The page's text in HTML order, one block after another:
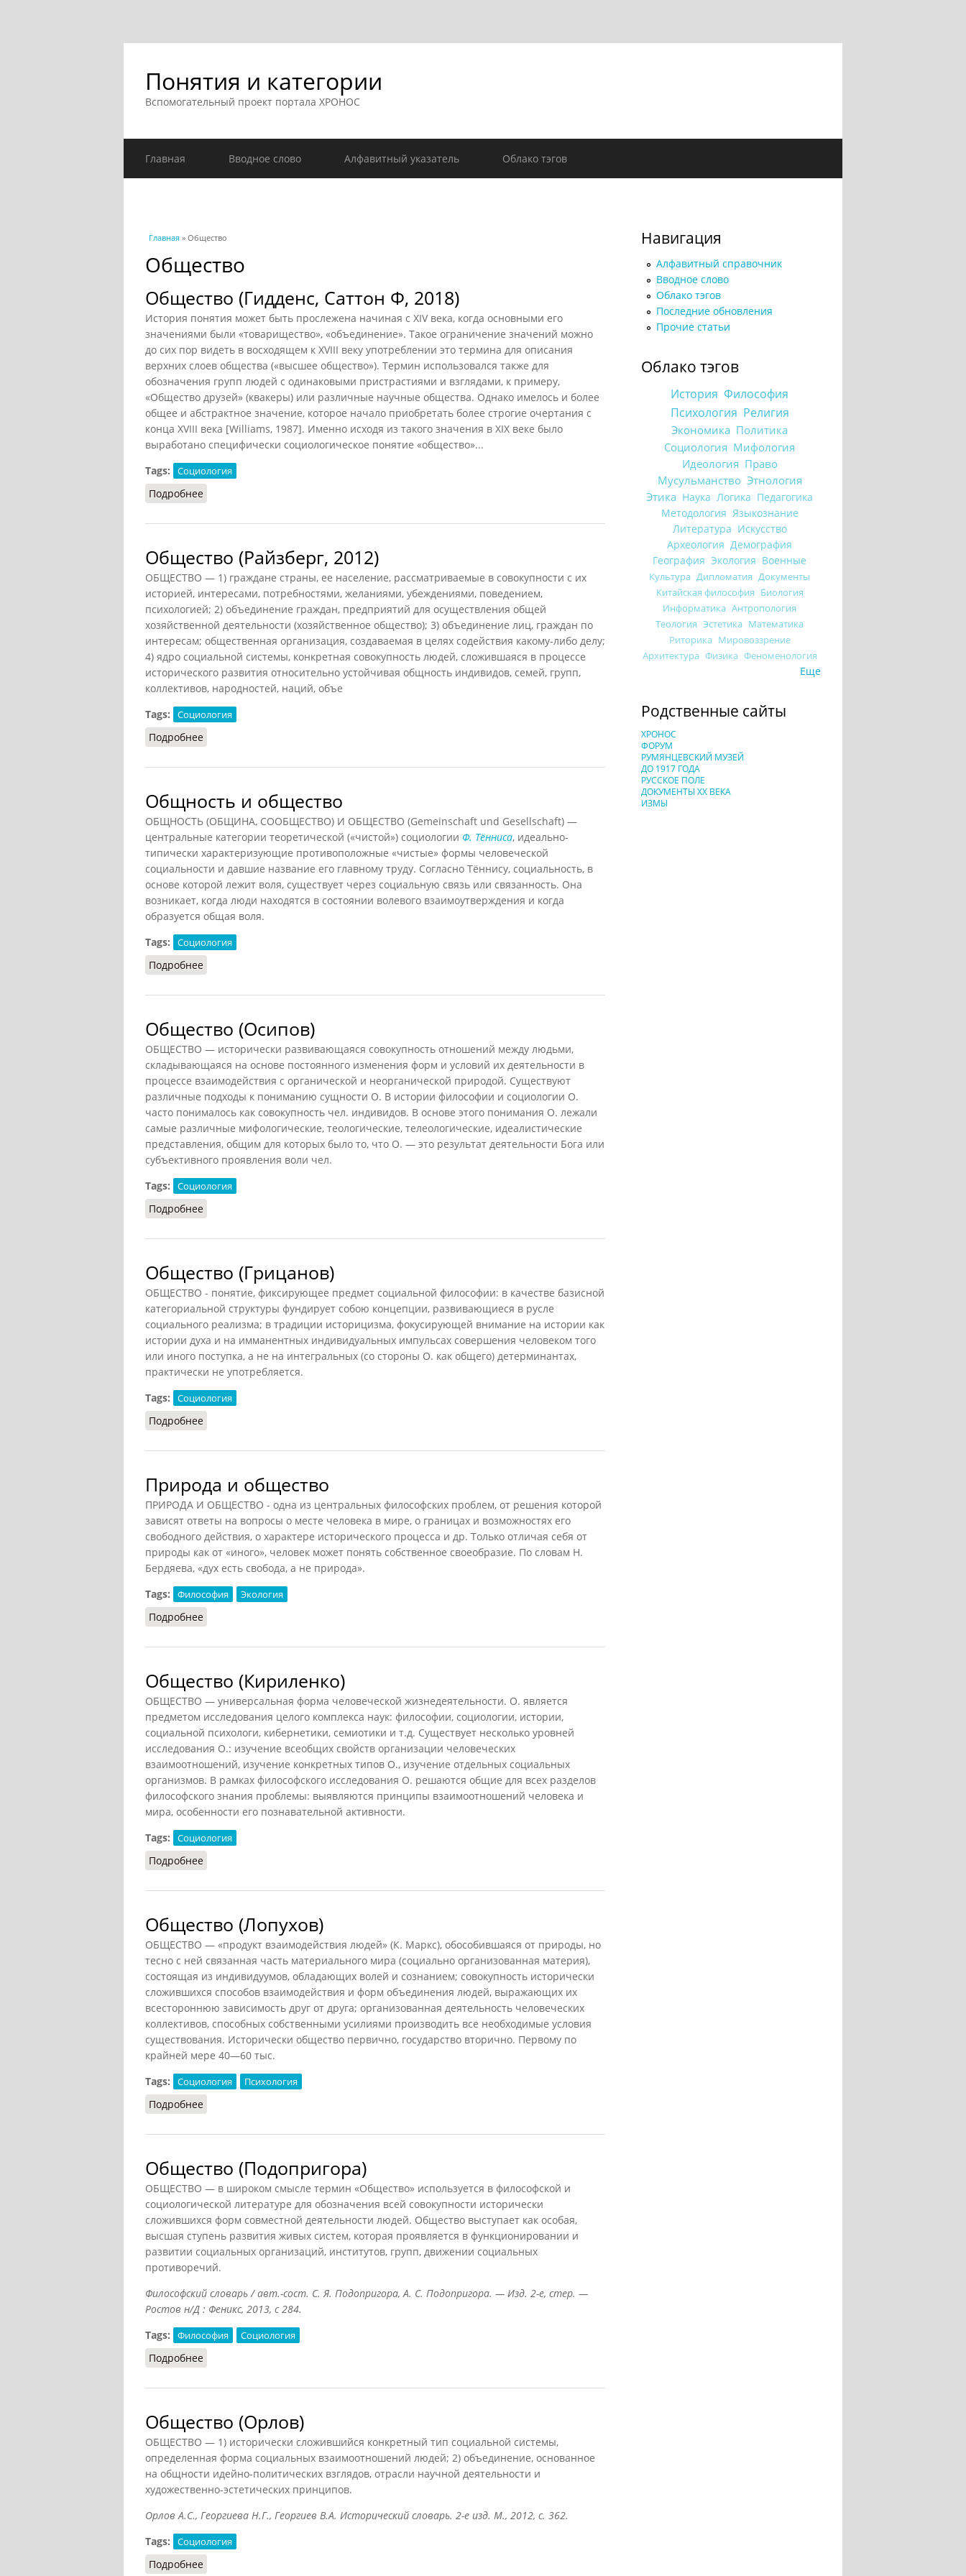
Понятия и категории
Вспомогательный проект портала ХРОНОС
Главная Вводное слово Алфавитный указатель Облако тэгов
Вы здесь
Главная » Общество
Общество
Общество (Гидденс, Саттон Ф, 2018)
История понятия может быть прослежена начиная с XIV века, когда основными его
значениями были «товарищество», «объединение». Такое ограничение значений можно
до сих пор видеть в восходящем к XVIII веку употреблении это термина для описания
верхних слоев общества («высшее общество»). Термин использовался также для
обозначения групп людей с одинаковыми пристрастиями и взглядами, к примеру,
«Общество друзей» (квакеры) или различные научные общества. Однако имелось и более
общее и абстрактное значение, которое начало приобретать более строгие очертания с
конца XVIII века [Williams, 1987]. Именно исходя из такого значения в XIX веке было
выработано специфически социологическое понятие «общество»...
Tags:
Социология
Подробнее
Общество (Райзберг, 2012)
ОБЩЕСТВО — 1) граждане страны, ее население, рассматриваемые в совокупности с их
историей, интересами, потребностями, желаниями, убеждениями, поведением,
психологией; 2) объединение граждан, предприятий для осуществления общей
хозяйственной деятельности (хозяйственное общество); 3) объединение лиц, граждан по
интересам; общественная организация, создаваемая в целях содействия какому-либо делу;
4) ядро социальной системы, конкретная совокупность людей, сложившаяся в процессе
исторического развития относительно устойчивая общность индивидов, семей, групп,
коллективов, народностей, наций, объе
Tags:
Социология
Подробнее
Общность и общество
ОБЩНОСТЬ (ОБЩИНА, СООБЩЕСТВО) И ОБЩЕСТВО (Gemeinschaft und Gesellschaft) —
центральные категории теоретической («чистой») социологии Ф. Тённиса, идеально-
типически характеризующие противоположные «чистые» формы человеческой
социальности и давшие название его главному труду. Согласно Тённису, социальность, в
основе которой лежит воля, существует через социальную связь или связанность. Она
возникает, когда люди находятся в состоянии волевого взаимоутверждения и когда
образуется общая воля.
Tags:
Социология
Подробнее
Общество (Осипов)
ОБЩЕСТВО — исторически развивающаяся совокупность отношений между людьми,
складывающаяся на основе постоянного изменения форм и условий их деятельности в
процессе взаимодействия с органической и неорганической природой. Существуют
различные подходы к пониманию сущности О. В истории философии и социологии О.
часто понималось как совокупность чел. индивидов. В основе этого понимания О. лежали
самые различные мифологические, теологические, телеологические, идеалистические
представления, общим для которых было то, что О. — это результат деятельности Бога или
субъективного проявления воли чел.
Tags:
Социология
Подробнее
Общество (Грицанов)
ОБЩЕСТВО - понятие, фиксирующее предмет социальной философии: в качестве базисной
категориальной структуры фундирует собою концепции, развивающиеся в русле
социального реализма; в традиции историцизма, фокусирующей внимание на истории как
истории духа и на имманентных индивидуальных импульсах совершения человеком того
или иного поступка, а не на интегральных (со стороны О. как общего) детерминантах,
практически не употребляется.
Tags:
Социология
Подробнее
Природа и общество
ПРИРОДА И ОБЩЕСТВО - одна из центральных философских проблем, от решения которой
зависят ответы на вопросы о месте человека в мире, о границах и возможностях его
свободного действия, о характере исторического процесса и др. Только отличая себя от
природы как от «иного», человек может понять собственное своеобразие. По словам Н.
Бердяева, «дух есть свобода, а не природа».
Tags:
Философия Экология
Подробнее
Общество (Кириленко)
ОБЩЕСТВО — универсальная форма человеческой жизнедеятельности. О. является
предметом исследования целого комплекса наук: философии, социологии, истории,
социальной психологи, кибернетики, семиотики и т.д. Существует несколько уровней
исследования О.: изучение всеобщих свойств организации человеческих
взаимоотношений, изучение конкретных типов О., изучение отдельных социальных
организмов. В рамках философского исследования О. решаются общие для всех разделов
философского знания проблемы: выявляются принципы взаимоотношений человека и
мира, особенности его познавательной активности.
Tags:
Социология
Подробнее
Общество (Лопухов)
ОБЩЕСТВО — «продукт взаимодействия людей» (К. Маркс), обособившаяся от природы, но
тесно с ней связанная часть материального мира (социально организованная материя),
состоящая из индивидуумов, обладающих волей и сознанием; совокупность исторически
сложившихся способов взаимодействия и форм объединения людей, выражающих их
всестороннюю зависимость друг от друга; организованная деятельность человеческих
коллективов, способных собственными усилиями производить все необходимые условия
существования. Исторически общество первично, государство вторично. Первому по
крайней мере 40—60 тыс.
Tags:
Социология Психология
Подробнее
Общество (Подопригора)
ОБЩЕСТВО — в широком смысле термин «Общество» используется в философской и
социологической литературе для обозначения всей совокупности исторически
сложившихся форм совместной деятельности людей. Общество выступает как особая,
высшая ступень развития живых систем, которая проявляется в функционировании и
развитии социальных организаций, институтов, групп, движении социальных
противоречий.
Философский словарь / авт.-сост. С. Я. Подопригора, А. С. Подопригора. — Изд. 2-е, стер. —
Ростов н/Д : Феникс, 2013, с 284.
Tags:
Философия Социология
Подробнее
Общество (Орлов)
ОБЩЕСТВО — 1) исторически сложившийся конкретный тип социальной системы,
определенная форма социальных взаимоотношений людей; 2) объединение, основанное
на общности идейно-политических взглядов, отрасли научной деятельности и
художественно-эстетических принципов.
Орлов А.С., Георгиева Н.Г., Георгиев В.А. Исторический словарь. 2-е изд. М., 2012, с. 362.
Tags:
Социология
Подробнее
Навигация
Алфавитный справочник
Вводное слово
Облако тэгов
Последние обновления
Прочие статьи
Облако тэгов
История Философия
Психология Религия
Экономика Политика
Социология Мифология
Идеология Право
Мусульманство Этнология
Этика Наука Логика Педагогика
Методология Языкознание
Литература Искусство
Археология Демография
География Экология Военные
Культура Дипломатия Документы
Китайская философия Биология
Информатика Антропология
Теология Эстетика Математика
Риторика Мировоззрение
Архитектура Физика Феноменология
Еще
Родственные сайты
ХРОНОС
ФОРУМ
РУМЯНЦЕВСКИЙ МУЗЕЙ
ДО 1917 ГОДА
РУССКОЕ ПОЛЕ
ДОКУМЕНТЫ XX ВЕКА
ИЗМЫ